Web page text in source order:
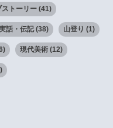
ストーリー(41)
話・伝記(38) 山登り (1)
現代美術(12)